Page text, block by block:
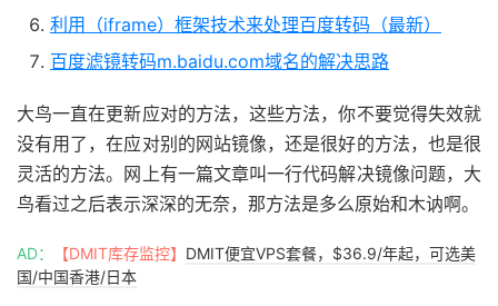
利用（iframe）框架技术来处理百度转码（最新）
百度滤镜转码m.baidu.com域名的解决思路
大鸟一直在更新应对的方法，这些方法，你不要觉得失效就
没有用了，在应对别的网站镜像，还是很好的方法，也是很
灵活的方法。网上有一篇文章叫一行代码解决镜像问题，大
鸟看过之后表示深深的无奈，那方法是多么原始和木讷啊。
AD： 【DMIT库存监控】 DMIT便宜VPS套餐，$36.9/年起，可选美
国/中国香港/日本